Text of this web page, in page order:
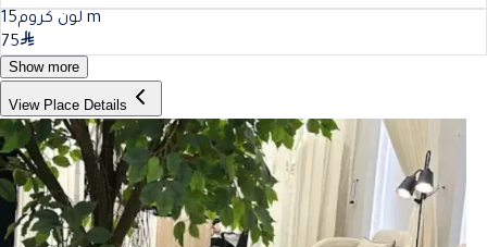
لون كروم15
m
75
Show more
View Place Details